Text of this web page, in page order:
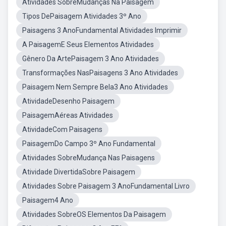
Atividades SobreMudanças Na Paisagem
Tipos DePaisagem Atividades 3º Ano
Paisagens 3 AnoFundamental Atividades Imprimir
A PaisagemE Seus Elementos Atividades
Gênero Da ArtePaisagem 3 Ano Atividades
Transformações NasPaisagens 3 Ano Atividades
Paisagem Nem Sempre Bela3 Ano Atividades
AtividadeDesenho Paisagem
PaisagemAéreas Atividades
AtividadeCom Paisagens
PaisagemDo Campo 3º Ano Fundamental
Atividades SobreMudança Nas Paisagens
Atividade DivertidaSobre Paisagem
Atividades Sobre Paisagem 3 AnoFundamental Livro
Paisagem4 Ano
Atividades SobreOS Elementos Da Paisagem